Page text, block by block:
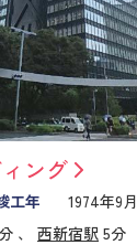
ング
工年
1974年9月
、 西新宿駅 5分